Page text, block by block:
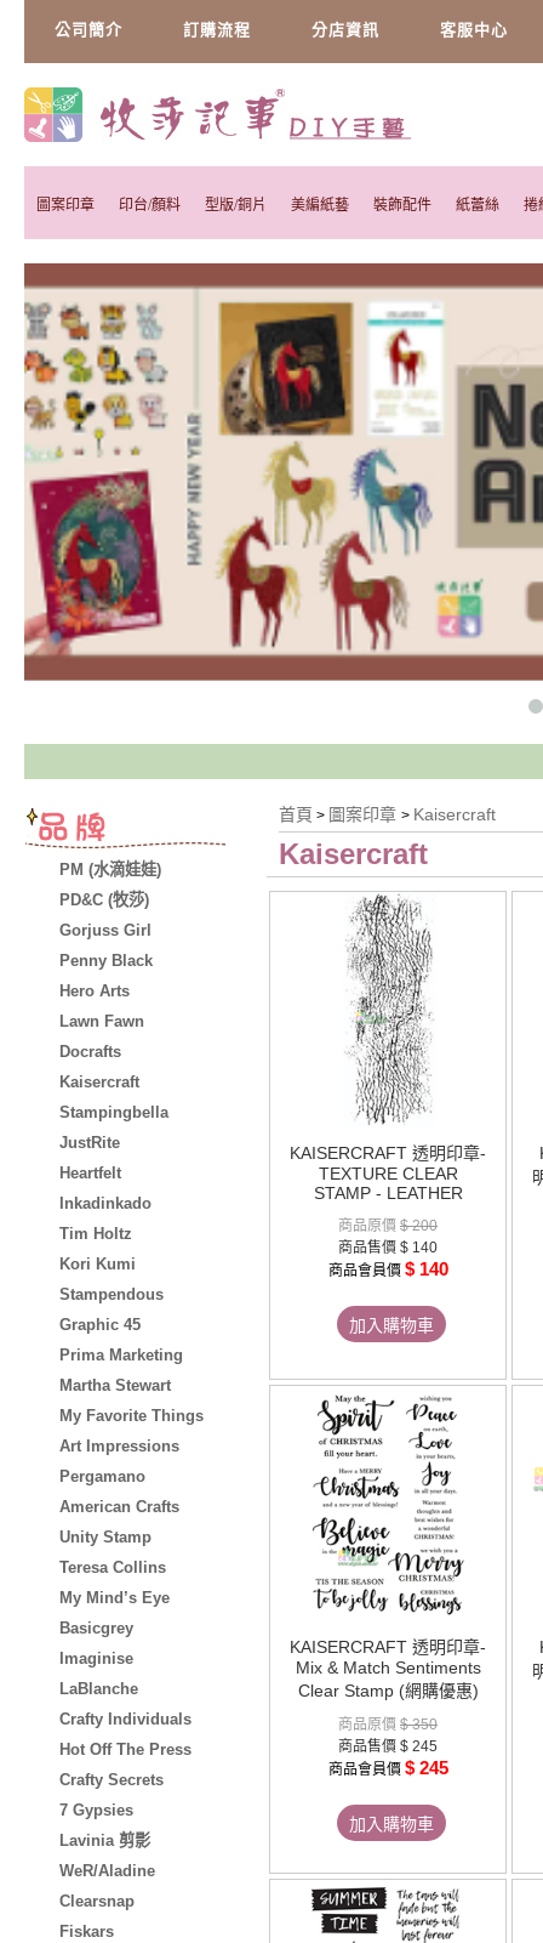
公司簡介 訂購流程 分店資訊 客服中心
圖案印章 印台/顏料 型版/銅片 美編紙藝 裝飾配件 紙蕾絲 捲
PM (水滴娃娃)
PD&C (牧莎)
Gorjuss Girl
Penny Black
Hero Arts
Lawn Fawn
Docrafts
Kaisercraft
Stampingbella
JustRite
Heartfelt
Inkadinkado
Tim Holtz
Kori Kumi
Stampendous
Graphic 45
Prima Marketing
Martha Stewart
My Favorite Things
Art Impressions
Pergamano
American Crafts
Unity Stamp
Teresa Collins
My Mind’s Eye
Basicgrey
Imaginise
LaBlanche
Crafty Individuals
Hot Off The Press
Crafty Secrets
7 Gypsies
Lavinia 剪影
WeR/Aladine
Clearsnap
Fiskars
首頁 > 圖案印章 > Kaisercraft
Kaisercraft
KAISERCRAFT 透明印章-
TEXTURE CLEAR
STAMP - LEATHER
商品原價 $ 200
商品售價 $ 140
商品會員價 $ 140
加入購物車
KAISERCRAFT 透明印章-
Mix & Match Sentiments
Clear Stamp (網購優惠)
商品原價 $ 350
商品售價 $ 245
商品會員價 $ 245
加入購物車